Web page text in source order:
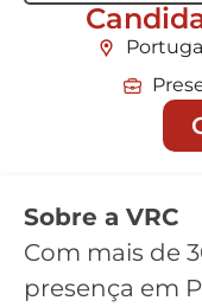
Sobre a VRC
Com mais de
presença em